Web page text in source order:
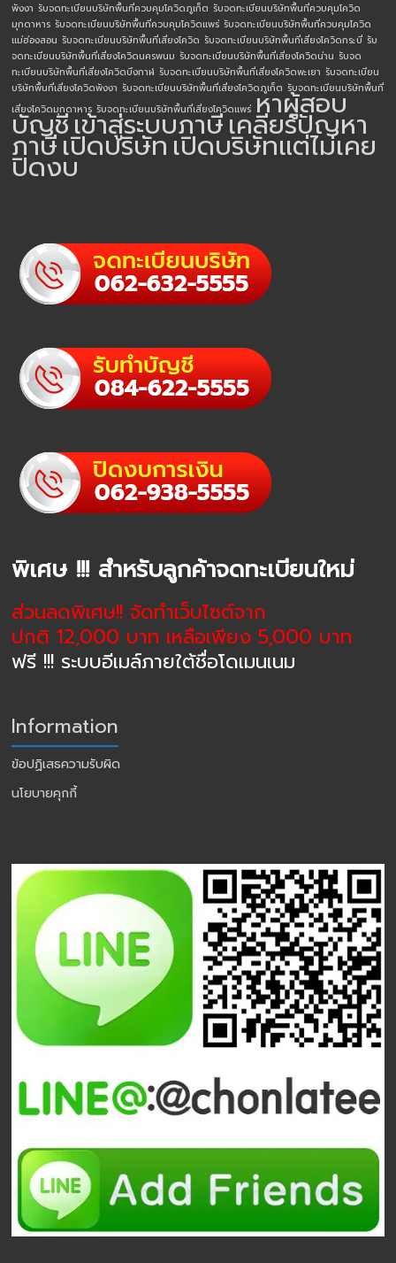
พังงา รับจดทะเบียนบริษัทพื้นที่ควบคุมโควิดภูเก็ต รับจดทะเบียนบริษัทพื้นที่ควบคุมโควิด
มุกดาหาร รับจดทะเบียนบริษัทพื้นที่ควบคุมโควิดแพร่ รับจดทะเบียนบริษัทพื้นที่ควบคุมโควิด
แม่ฮ่องสอน รับจดทะเบียนบริษัทพื้นที่เสี่ยงโควิด รับจดทะเบียนบริษัทพื้นที่เสี่ยงโควิดกระบี่ รับ
จดทะเบียนบริษัทพื้นที่เสี่ยงโควิดนครพนม รับจดทะเบียนบริษัทพื้นที่เสี่ยงโควิดน่าน รับจด
ทะเบียนบริษัทพื้นที่เสี่ยงโควิดบึงกาฬ รับจดทะเบียนบริษัทพื้นที่เสี่ยงโควิดพะเยา รับจดทะเบียน
บริษัทพื้นที่เสี่ยงโควิดพังงา รับจดทะเบียนบริษัทพื้นที่เสี่ยงโควิดภูเก็ต รับจดทะเบียนบริษัทพื้นที่
เสี่ยงโควิดมุกดาหาร รับจดทะเบียนบริษัทพื้นที่เสี่ยงโควิดแพร่ หาผู้สอบ
บัญชีเข้าสู่ระบบภาษีเคลียร์ปัญหา
ภาษีเปิดบริษัทเปิดบริษัทแต่ไม่เคย
ปิดงบ
พิเศษ !!! สำหรับลูกค้าจดทะเบียนใหม่
ส่วนลดพิเศษ!! จัดทำเว็บไซต์จาก
ปกติ 12,000 บาท เหลือเพียง 5,000 บาท
ฟรี !!! ระบบอีเมล์ภายใต้ชื่อโดเมนเนม
Information
ข้อปฏิเสธความรับผิด
นโยบายคุกกี้